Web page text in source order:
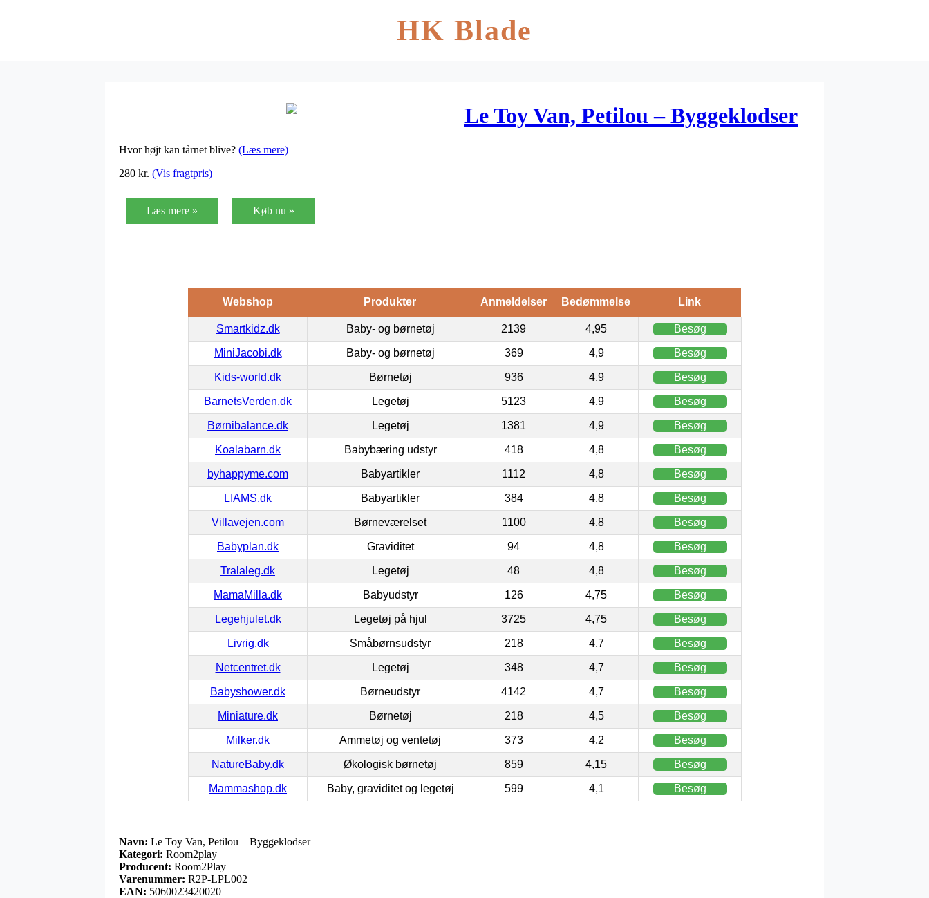
HK Blade
Le Toy Van, Petilou – Byggeklodser
Hvor højt kan tårnet blive? (Læs mere)
280 kr. (Vis fragtpris)
Læs mere » Køb nu »
Webshop Produkter Anmeldelser Bedømmelse Link
Smartkidz.dk Baby- og børnetøj 2139 4,95 Besøg
MiniJacobi.dk Baby- og børnetøj 369 4,9 Besøg
Kids-world.dk Børnetøj 936 4,9 Besøg
BarnetsVerden.dk Legetøj 5123 4,9 Besøg
Børnibalance.dk Legetøj 1381 4,9 Besøg
Koalabarn.dk Babybæring udstyr 418 4,8 Besøg
byhappyme.com Babyartikler 1112 4,8 Besøg
LIAMS.dk Babyartikler 384 4,8 Besøg
Villavejen.com Børneværelset 1100 4,8 Besøg
Babyplan.dk Graviditet 94 4,8 Besøg
Tralaleg.dk Legetøj 48 4,8 Besøg
MamaMilla.dk Babyudstyr 126 4,75 Besøg
Legehjulet.dk Legetøj på hjul 3725 4,75 Besøg
Livrig.dk Småbørnsudstyr 218 4,7 Besøg
Netcentret.dk Legetøj 348 4,7 Besøg
Babyshower.dk Børneudstyr 4142 4,7 Besøg
Miniature.dk Børnetøj 218 4,5 Besøg
Milker.dk Ammetøj og ventetøj 373 4,2 Besøg
NatureBaby.dk Økologisk børnetøj 859 4,15 Besøg
Mammashop.dk Baby, graviditet og legetøj 599 4,1 Besøg
Navn: Le Toy Van, Petilou – Byggeklodser
Kategori: Room2play
Producent: Room2Play
Varenummer: R2P-LPL002
EAN: 5060023420020